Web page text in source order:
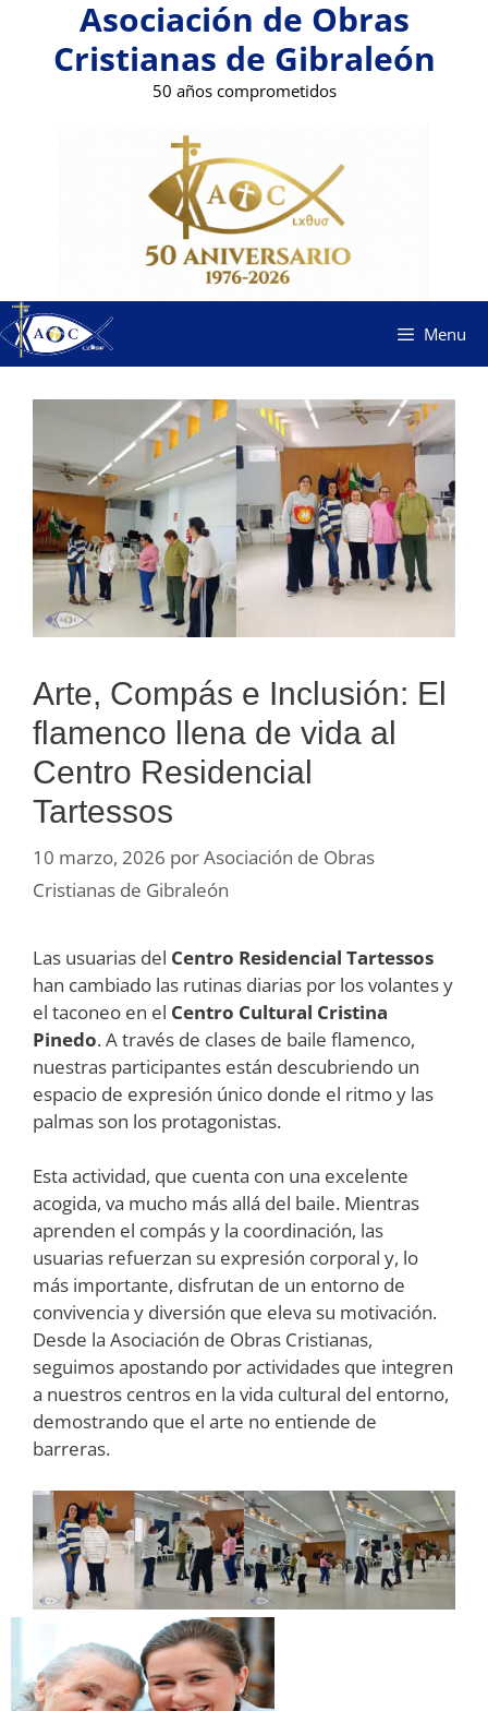
contenido
Asociación de Obras
Cristianas de Gibraleón
50 años comprometidos
Menu
Arte, Compás e Inclusión: El
flamenco llena de vida al
Centro Residencial
Tartessos
10 marzo, 2026 porAsociación de Obras
Cristianas de Gibraleón
Las usuarias del Centro Residencial Tartessos
han cambiado las rutinas diarias por los volantes y
el taconeo en el Centro Cultural Cristina
Pinedo. A través de clases de baile flamenco,
nuestras participantes están descubriendo un
espacio de expresión único donde el ritmo y las
palmas son los protagonistas.
Esta actividad, que cuenta con una excelente
acogida, va mucho más allá del baile. Mientras
aprenden el compás y la coordinación, las
usuarias refuerzan su expresión corporal y, lo
más importante, disfrutan de un entorno de
convivencia y diversión que eleva su motivación.
Desde la Asociación de Obras Cristianas,
seguimos apostando por actividades que integren
a nuestros centros en la vida cultural del entorno,
demostrando que el arte no entiende de
barreras.